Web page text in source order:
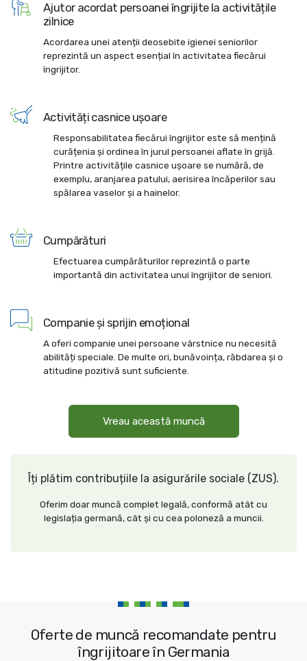
Ajutor acordat persoanei îngrijite la activitățile
zilnice
Acordarea unei atenții deosebite igienei seniorilor
reprezintă un aspect esențial în activitatea fiecărui
îngrijitor.
Activități casnice ușoare
Responsabilitatea fiecărui îngrijitor este să mențină
curățenia și ordinea în jurul persoanei aflate în grijă.
Printre activitățile casnice ușoare se numără, de
exemplu, aranjarea patului, aerisirea încăperilor sau
spălarea vaselor și a hainelor.
Cumpărături
Efectuarea cumpărăturilor reprezintă o parte
importantă din activitatea unui îngrijitor de seniori.
Companie și sprijin emoțional
A oferi companie unei persoane vârstnice nu necesită
abilități speciale. De multe ori, bunăvoința, răbdarea și o
atitudine pozitivă sunt suficiente.
Vreau această muncă
Îți plătim contribuțiile la asigurările sociale (ZUS).
Oferim doar muncă complet legală, conformă atât cu
legislația germană, cât și cu cea poloneză a muncii.
Oferte de muncă recomandate pentru
îngrijitoare în Germania